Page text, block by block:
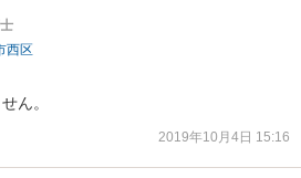
西区
ん。
2019年10月4日 15:16